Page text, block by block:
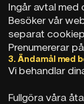
Ingår avtal med
Besöker vår
separat
Prenumererar
3. Ändamål med
Vi behandlar
Fullgöra våra